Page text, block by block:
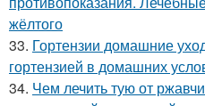
жёлтого
33. Гортензии домашние
гортензией в домашних
34. Чем лечить тую от